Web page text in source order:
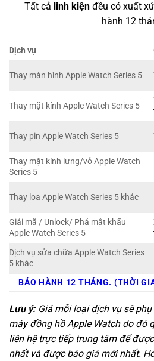
Tất cả linh kiện đều có xuất
hành 12
Dịch vụ
Thay màn hình Apple Watch Series 5
Thay mặt kính Apple Watch Series 5
Thay pin Apple Watch Series 5
Thay mặt kính lưng/vỏ Apple Watch
Series 5
Thay loa Apple Watch Series 5 khác
Giải mã / Unlock/ Phá mật khẩu
Apple Watch Series 5
Dịch vụ sửa chữa Apple Watch Series
5 khác
BẢO HÀNH 12 THÁNG. (THỜI
Lưu ý:Giá mỗi loại dịch vụ sẽ
máy đồng hồ Apple Watch do đó
liên hệ trực tiếp trung tâm để
nhất và được báo giá mới nhất.